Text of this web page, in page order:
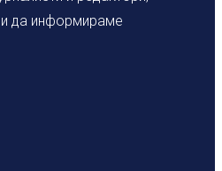
и да информираме